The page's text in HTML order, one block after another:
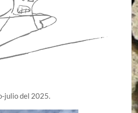
julio del 2025.